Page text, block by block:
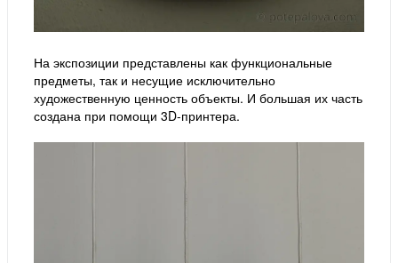
На экспозиции представлены как функциональные
предметы, так и несущие исключительно
художественную ценность объекты. И большая их часть
создана при помощи 3D-принтера.